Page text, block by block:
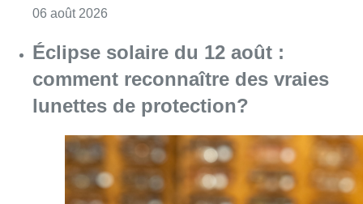
06 août 2026
Éclipse solaire du 12 août :
comment reconnaître des vraies
lunettes de protection?